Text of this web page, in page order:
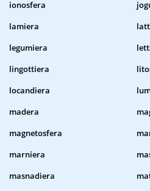
ionosfera
lamiera
legumiera
lingottiera
locandiera
madera
magnetosfera
marniera
masnadiera